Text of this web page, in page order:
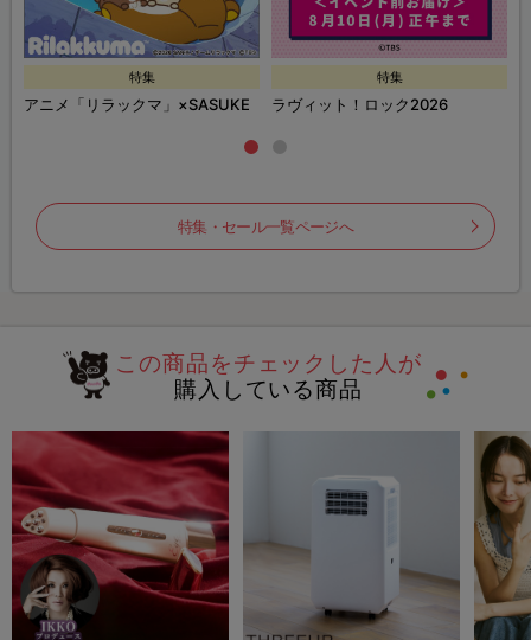
特集
アニメ「リラックマ」×SASUKE
特集
ラヴィット！ロック2026
特集・セール一覧ページへ
この商品をチェックした人が
購入している商品